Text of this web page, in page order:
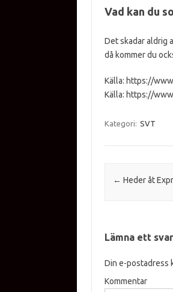
Vad kan du
Det skadar aldrig
då kommer du
Källa: https://
Källa: https://
Kategori: SVT
← Heder åt
Lämna ett svar
Din e-postadress
Kommentar